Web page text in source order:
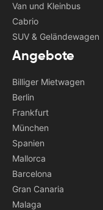
Van und Kleinbus
Cabrio
SUV & Geländewagen
Angebote
Billiger Mietwagen
Berlin
Frankfurt
München
Spanien
Mallorca
Barcelona
Gran Canaria
Malaga